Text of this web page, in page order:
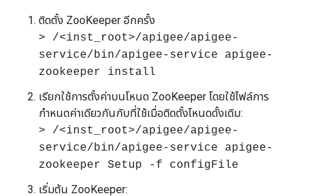
ติดตั้ง ZooKeeper อีกครั้ง
> /<inst_root>/apigee/apigee-
service/bin/apigee-service apigee-
zookeeper install
เรียกใช้การตั้งค่าบนโหนด ZooKeeper โดยใช้ไฟล์การ
กำหนดค่าเดียวกันกับที่ใช้เมื่อติดตั้งโหนดดั้งเดิม:
> /<inst_root>/apigee/apigee-
service/bin/apigee-service apigee-
zookeeper Setup -f configFile
เริ่มต้น ZooKeeper: